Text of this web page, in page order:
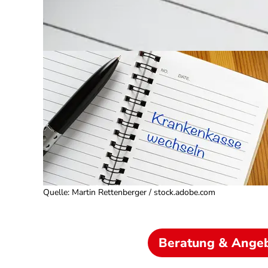
Quelle: Martin Rettenberger / stock.adobe.com
Beratung &